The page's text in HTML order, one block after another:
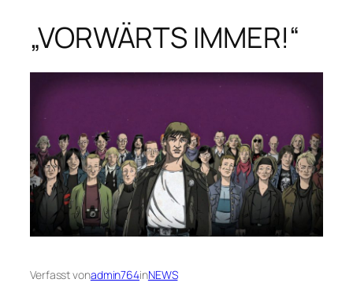
„VORWÄRTS IMMER!“
Verfasst vonadmin764inNEWS